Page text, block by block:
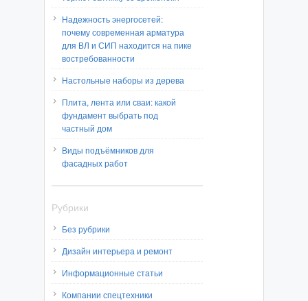
Надежность энергосетей:
почему современная арматура
для ВЛ и СИП находится на пике
востребованности
Настольные наборы из дерева
Плита, лента или сваи: какой
фундамент выбрать под
частный дом
Виды подъёмников для
фасадных работ
Рубрики
Без рубрики
Дизайн интерьера и ремонт
Информационные статьи
Компании спецтехники